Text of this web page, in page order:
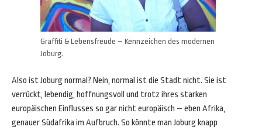
Graffiti & Lebensfreude – Kennzeichen des modernen
Joburg.
Also ist Joburg normal? Nein, normal ist die Stadt nicht. Sie ist
verrückt, lebendig, hoffnungsvoll und trotz ihres starken
europäischen Einflusses so gar nicht europäisch – eben Afrika,
genauer Südafrika im Aufbruch. So könnte man Joburg knapp